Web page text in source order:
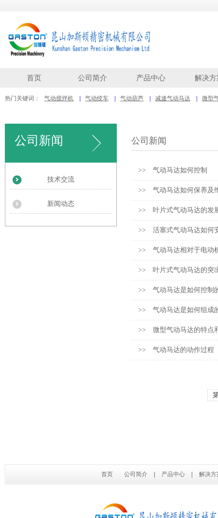
首页 公司简介 产品中心 解决方
热门关键词： 气动搅拌机 气动绞车 气动葫芦 减速气动马达 微型
公司新闻
技术交流
新闻动态
公司新闻
>> 气动马达如何控制
>> 气动马达如何保养及
>> 叶片式气动马达的发
>> 活塞式气动马达如何
>> 气动马达相对于电动
>> 叶片式气动马达的突
>> 气动马达是如何控制
>> 气动马达是如何组成
>> 微型气动马达的特点
>> 气动马达的动作过程
首页 公司简介 产品中心 解决方